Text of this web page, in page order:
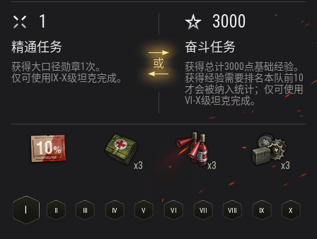
1
精通任务
获得大口径勋章1次。
仅可使用IX-X级坦克完成。
或
3000
奋斗任务
获得总计3000点基础经验。
获得经验需要排名本队前10
才会被纳入统计；仅可使用
VI-X级坦克完成。
x3 x3 x3
II III IV V VI VII VIII IX X